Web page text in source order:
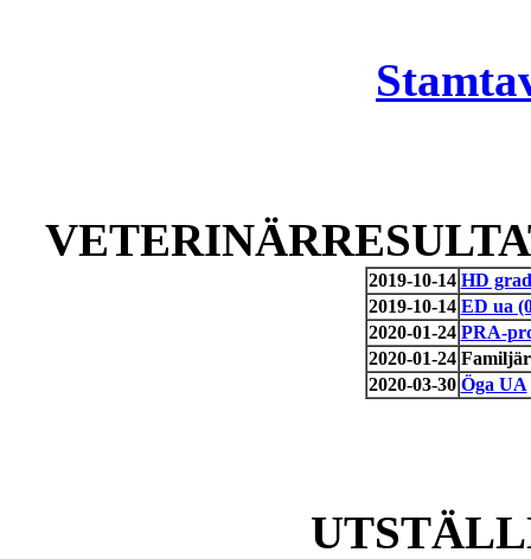
2019-10-14 HD
2019-10-14 ED ua
2020-01-24 PRA-
2020-01-24
2020-03-30 Öga UA